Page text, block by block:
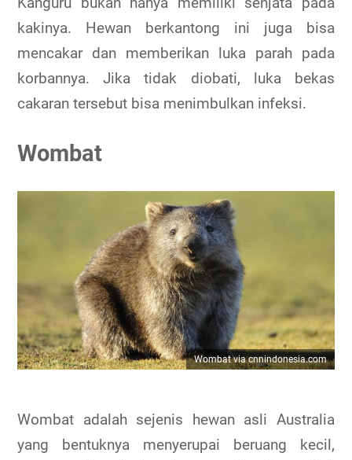
kakinya. Hewan berkantong ini juga bisa
mencakar dan memberikan luka parah pada
korbannya. Jika tidak diobati, luka bekas
cakaran tersebut bisa menimbulkan infeksi.
Wombat
Wombat via cnnindonesia.com
Wombat adalah sejenis hewan asli Australia
yang bentuknya menyerupai beruang kecil,